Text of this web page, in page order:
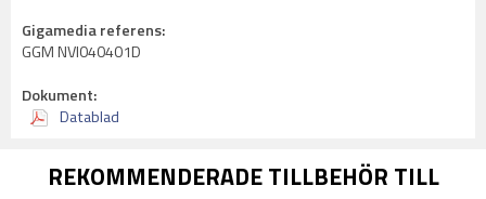
Gigamedia referens:
GGM NVI040401D
Dokument:
Datablad
REKOMMENDERADE TILLBEHÖR TILL